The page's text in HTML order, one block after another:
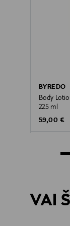
BYREDO
Body
225 ml
Original
59,00 €
VAI